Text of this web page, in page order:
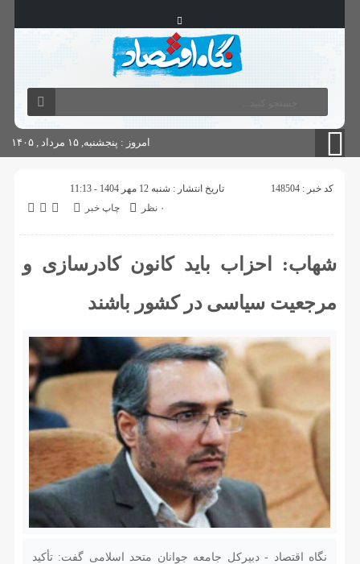
آگهی های دولتی چاپ
امروز : پنجشنبه, ۱۵ مرداد , ۱۴۰۵
کد خبر : 148504
تاریخ انتشار : شنبه 12 مهر 1404 - 11:13
چاپ خبر
۰ نظر
شهاب: احزاب باید کانون کادرسازی و
مرجعیت سیاسی در کشور باشند
نگاه اقتصاد - دبیرکل جامعه جوانان متحد اسلامی گفت: تأکید